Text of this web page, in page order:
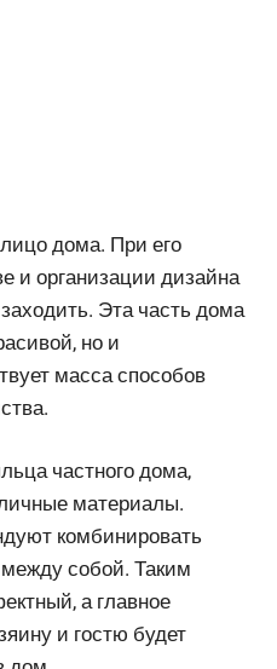
дома. При его
и организации дизайна
Эта часть дома
но и
масса способов
частного дома,
материалы.
комбинировать
собой. Таким
а главное
и гостю будет